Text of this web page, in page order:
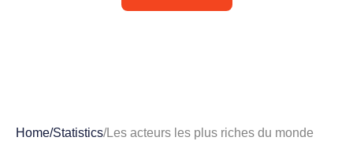
Home/Statistics/Les acteurs les plus riches du monde